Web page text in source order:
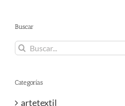
Buscar
Buscar:
Categorías
artetextil